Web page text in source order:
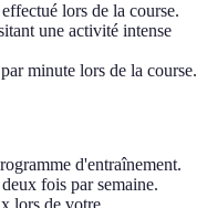
lors de la course.
une activité intense
minute lors de la course.
d'entraînement.
fois par semaine.
lors de votre